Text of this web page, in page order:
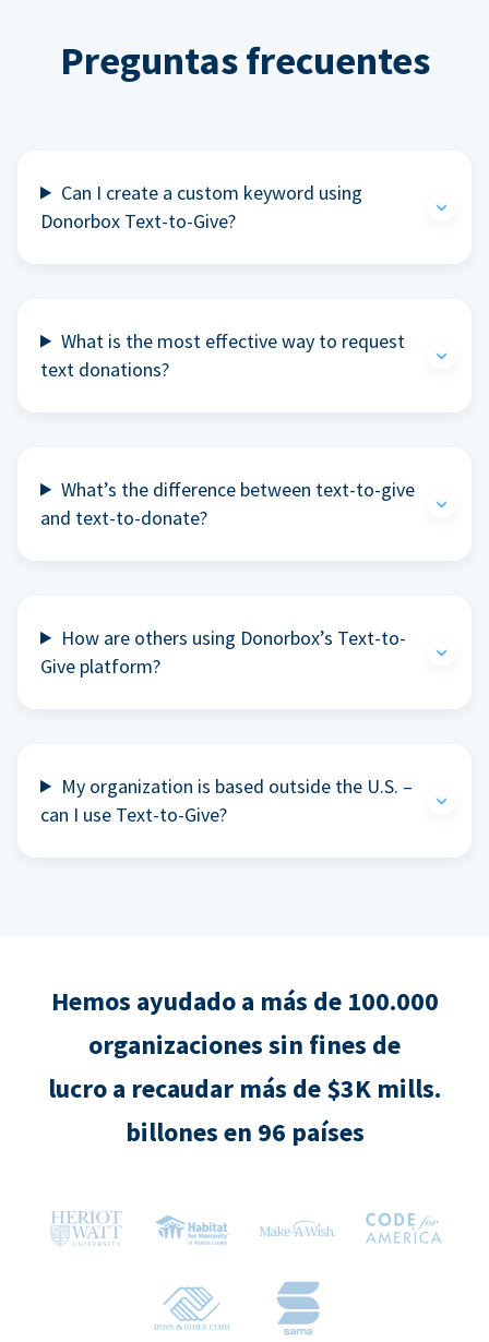
Preguntas frecuentes
Can I create a custom keyword using
Donorbox Text-to-Give?
What is the most effective way to request
text donations?
What’s the difference between text-to-give
and text-to-donate?
How are others using Donorbox’s Text-to-
Give platform?
My organization is based outside the U.S. –
can I use Text-to-Give?
Hemos ayudado a más de 100.000
organizaciones sin fines de
lucro a recaudar más de $3K mills.
billones en 96 países